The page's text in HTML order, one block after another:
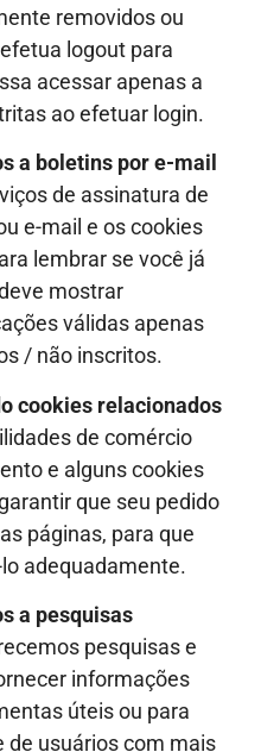
removidos ou
logout para
acessar apenas a
ao efetuar login.
a boletins por e-mail
de assinatura de
e-mail e os cookies
lembrar se você já
mostrar
válidas apenas
/ não inscritos.
cookies relacionados
de comércio
e alguns cookies
que seu pedido
páginas, para que
adequadamente.
a pesquisas
pesquisas e
informações
úteis ou para
de usuários com mais